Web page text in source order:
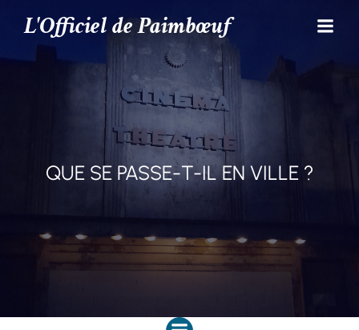
L'Officiel de Paimbœuf
QUE SE PASSE-T-IL EN VILLE ?